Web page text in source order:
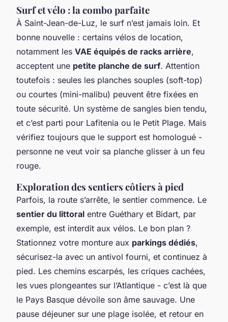
Surf et vélo : la combo parfaite
À Saint-Jean-de-Luz, le surf n’est jamais loin. Et
bonne nouvelle : certains vélos de location,
notamment les VAE équipés de racks arrière,
acceptent une petite planche de surf. Attention
toutefois : seules les planches souples (soft-top)
ou courtes (mini-malibu) peuvent être fixées en
toute sécurité. Un système de sangles bien tendu,
et c’est parti pour Lafitenia ou le Petit Plage. Mais
vérifiez toujours que le support est homologué -
personne ne veut voir sa planche glisser à un feu
rouge.
Exploration des sentiers côtiers à pied
Parfois, la route s’arrête, le sentier commence. Le
sentier du littoral entre Guéthary et Bidart, par
exemple, est interdit aux vélos. Le bon plan ?
Stationnez votre monture aux parkings dédiés,
sécurisez-la avec un antivol fourni, et continuez à
pied. Les chemins escarpés, les criques cachées,
les vues plongeantes sur l’Atlantique - c’est là que
le Pays Basque dévoile son âme sauvage. Une
pause déjeuner sur une plage isolée, et retour en